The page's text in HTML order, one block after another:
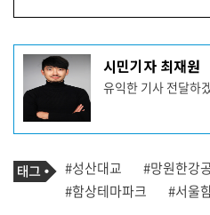
기
사
작
자
프
필
시민기자 최재원
유익한 기사 전달하
기
사
관
련
태
그
#성산대교 #망원한강
#함상테마파크
#서울